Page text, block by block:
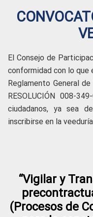
El Consejo de
conformidad con lo
Reglamento General
RESOLUCIÓN 008-
ciudadanos, ya sea
inscribirse en la
“Vigilar y
(Procesos de